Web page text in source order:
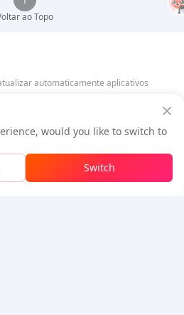
pontos (0.50 USD) +1 pontos ( 0.01USD)
Recarga
would you like to switch to
Switch
ao Topo
automaticamente aplicativos
BuffBuff